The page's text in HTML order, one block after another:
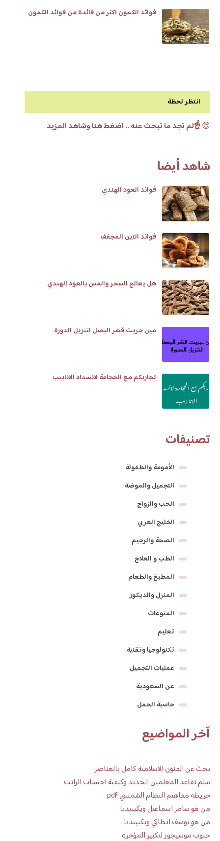
فوائد الكمون اكثر من فائدة من فوائد الكمون
انتظر لحظة
😊☝️لم تجد ما تبحث عنه .. اضغط هنا وشاهد المزيد
شاهد أيضا
فوائد العود الهندي
فوائد التين المجفف
هل يعالج السحر والمس بالعود الهندي
مين جربت قشر البصل لتنزيل الدورة
تجاربكم مع الحجامة لانسداد الانابيب
تصنيفات
الأمومة والطفولة
التجميل والموضة
الحب والزواج
الخليج العربي
الصحة والرجيم
الطب و العلاج
المطبخ والطعام
المنزل والديكور
المنوعات
تعليم
تكنولوجيا وتقنية
عمليات التجميل
عن السعودية
حاسبة الحمل
آخر المواضيع
بحث عن الفنون الاسلامية كامل بالعناصر
سلم تقاعد المعلمين الجديد وكيفية احتساب الراتب
خريطة مفاهيم النظام الشمسي pdf
من هو سامر اسماعيل ويكيبيديا
من هو يوسف انطاكي ويكيبيديا
حبوب موسيجور لتكبير المؤخرة